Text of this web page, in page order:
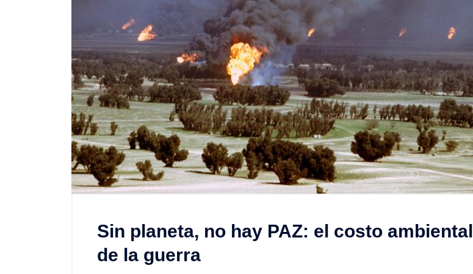
Sin planeta, no hay PAZ: el costo ambiental
de la guerra